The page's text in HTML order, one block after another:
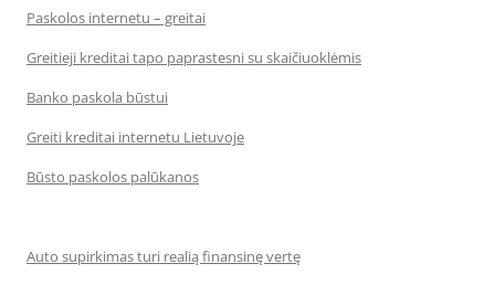
Paskolos internetu – greitai
Greitieji kreditai tapo paprastesni su skaičiuoklėmis
Banko paskola būstui
Greiti kreditai internetu Lietuvoje
Būsto paskolos palūkanos
Auto supirkimas turi realią finansinę vertę